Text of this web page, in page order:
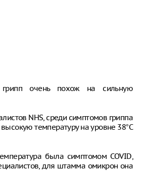
очень похож на сильную
NHS, среди симптомов гриппа
высокую температуру на уровне 38°С
была симптомом COVID,
для штамма омикрон она